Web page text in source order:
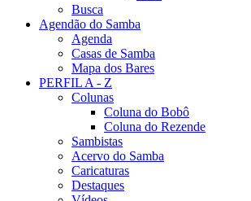
Busca
Agendão do Samba
Agenda
Casas de Samba
Mapa dos Bares
PERFIL A - Z
Colunas
Coluna do Bobô
Coluna do Rezende
Sambistas
Acervo do Samba
Caricaturas
Destaques